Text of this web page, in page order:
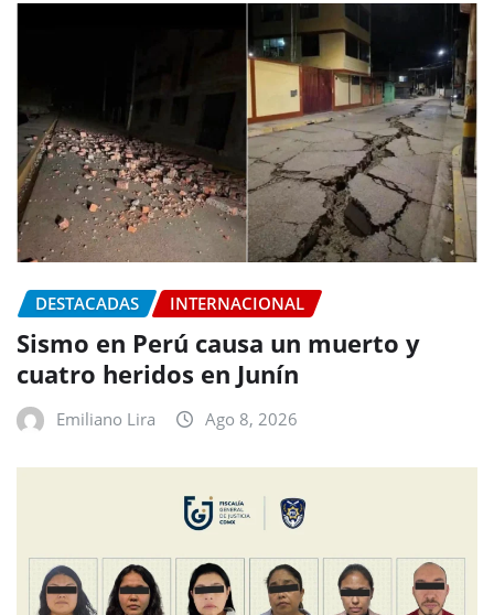
DESTACADAS INTERNACIONAL
Sismo en Perú causa un muerto y
cuatro heridos en Junín
Emiliano Lira Ago 8, 2026